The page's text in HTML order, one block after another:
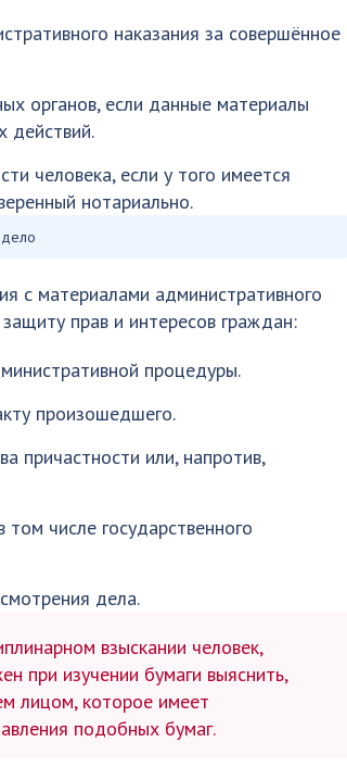
наказания за совершённое
органов, если данные материалы
действий.
человека, если у того имеется
нотариально.
с материалами административного
прав и интересов граждан:
процедуры.
произошедшего.
причастности или, напротив,
числе государственного
дела.
взыскании человек,
при изучении бумаги выяснить,
лицом, которое имеет
подобных бумаг.